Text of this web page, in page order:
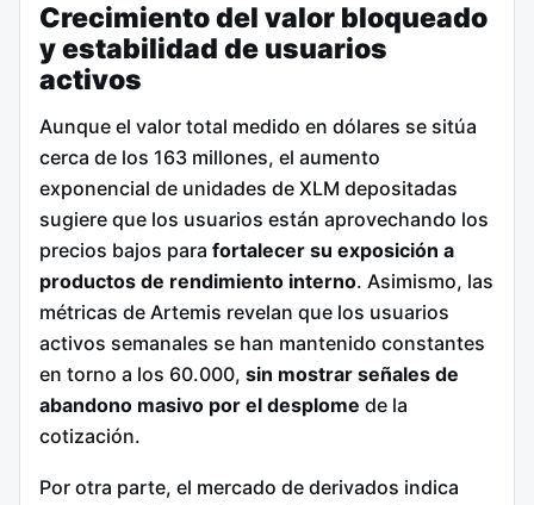
Crecimiento del valor bloqueado
y estabilidad de usuarios
activos
Aunque el valor total medido en dólares se sitúa
cerca de los 163 millones, el aumento
exponencial de unidades de XLM depositadas
sugiere que los usuarios están aprovechando los
precios bajos para fortalecer su exposición a
productos de rendimiento interno. Asimismo, las
métricas de Artemis revelan que los usuarios
activos semanales se han mantenido constantes
en torno a los 60.000, sin mostrar señales de
abandono masivo por el desplome de la
cotización.
Por otra parte, el mercado de derivados indica